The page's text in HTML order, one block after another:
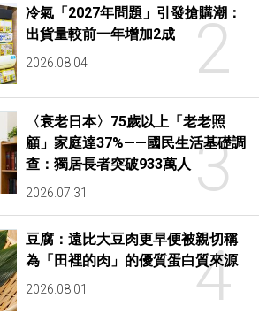
2
冷氣「2027年問題」引發搶購潮：
出貨量較前一年增加2成
2026.08.04
3
〈衰老日本〉75歲以上「老老照
顧」家庭達37%——國民生活基礎調
查：獨居長者突破933萬人
2026.07.31
4
豆腐：遠比大豆肉更早便被親切稱
為「田裡的肉」的優質蛋白質來源
2026.08.01